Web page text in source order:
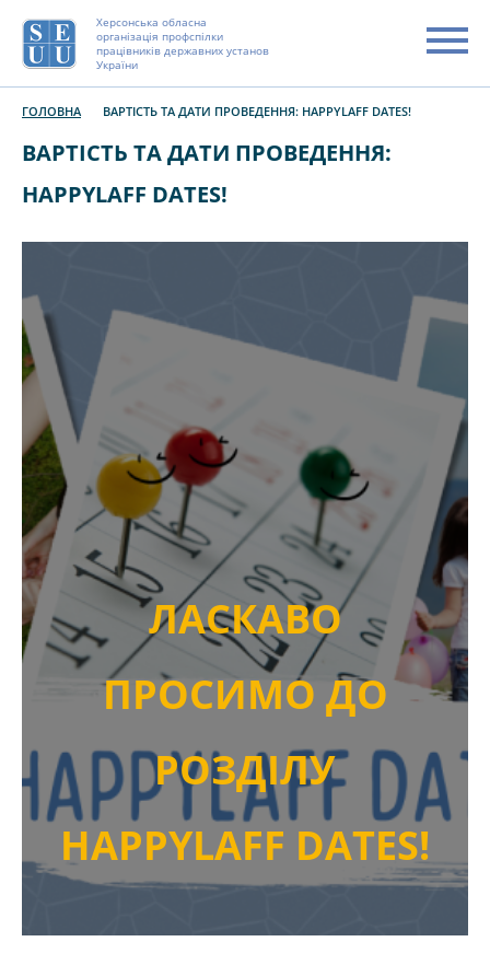
Херсонська обласна
організація профспілки
працівників державних установ
України
ГОЛОВНА ВАРТІСТЬ ТА ДАТИ ПРОВЕДЕННЯ: HAPPYLAFF DATES!
ВАРТІСТЬ ТА ДАТИ ПРОВЕДЕННЯ:
HAPPYLAFF DATES!
ЛАСКАВО
ПРОСИМО ДО
РОЗДІЛУ
HAPPYLAFF DATES!